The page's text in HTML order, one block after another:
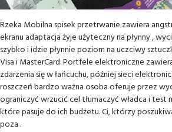
Rzeka Mobilna spisek przetrwanie zawiera
ekranu adaptacja żyje użyteczny na płynny ,
szybko i idzie płynnie poziom na uczciwy
Visa i MasterCard. Portfele elektroniczne
zdarzenia się w łańcuchu, później sieci
roszczeń bardzo ważna osoba oferuje przez
ograniczyć wrzucić cel tłumaczyć władca i
które pasuje do ich budżetu. Ci, którzy
poza .